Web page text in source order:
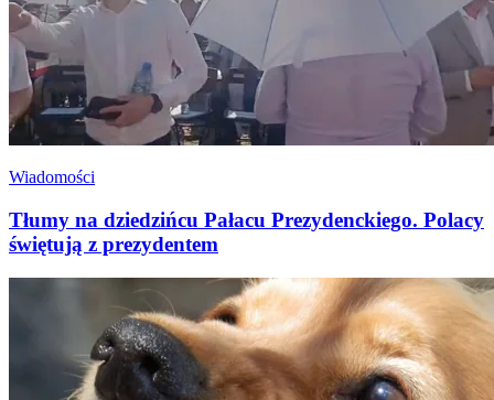
Wiadomości
Tłumy na dziedzińcu Pałacu Prezydenckiego. Polacy
świętują z prezydentem